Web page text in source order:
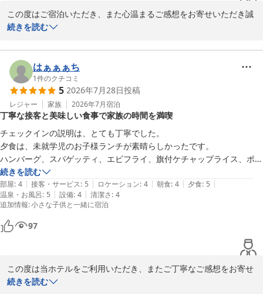
この度はご宿泊いただき、また心温まるご感想をお寄せいただき誠
にありがとうございます。
お子様用のお皿に関しまして貴重なご意見有難うございます。今
後、よりごゆっくりご満足いただける施設となるよう努めてまいり
ます。
是非またお会いできる日を、スタッフ一同心よりお待ちしておりま
す。
ＭＡＫＡＩ ＫＡＭＯＧＡＷＡ ＲＥＳＯＲＴ
2026-06-18
続きを読む
はぁぁぁち
1件のクチコミ
5 2026年7月28日投稿
レジャー 家族 2026年7月宿泊
丁寧な接客と美味しい食事で家族の時間を満喫
チェックインの説明は、とても丁寧でした。
夕食は、未就学児のお子様ランチが素晴らしかったです。
ハンバーグ、スパゲッティ、エビフライ、旗付ケチャップライス、ポテ
トフライ、サラダなどがワンプレートに綺麗に盛り付けられていて、子
どもが嬉しそうだったし何より良く食べてくれました。
大人も6枡の弁当箱にお刺身、鮑、エビチリ、ビーフシチュー、テリー
ヌ？、サラダとメインで焼肉があり多国籍でした。どれも美味しかった
です。
アルコール飲料は、かなり良心的な価格で気兼ねなく飲んでしまいまし
お部屋は、一階と二階に大きなベッドがあり
子どもは嬉しそうに両方を行ったり来たりしてました。
続きを読む
部屋: 4 | 接客・サービス: 5 | ロケーション: 4 | 朝食: 4 | 夕食: 5 |
温泉・お風呂: 5 | 設備: 4 | 清潔さ: 4
追加情報:小さな子供と一緒に宿泊
97
この度は当ホテルをご利用いただき、またご丁寧なご感想をお寄せ
いただき誠にありがとうございました。
続きを読む